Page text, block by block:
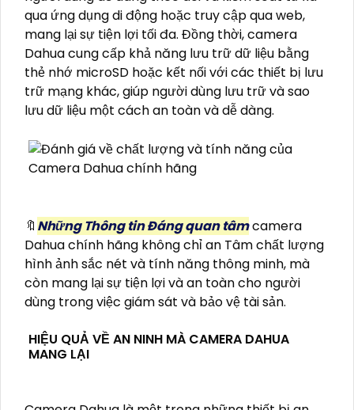
qua ứng dụng di động hoặc truy cập qua web,
mang lại sự tiện lợi tối đa. Đồng thời, camera
Dahua cung cấp khả năng lưu trữ dữ liệu bằng
thẻ nhớ microSD hoặc kết nối với các thiết bị lưu
trữ mạng khác, giúp người dùng lưu trữ và sao
lưu dữ liệu một cách an toàn và dễ dàng.
🔖 Những Thông tin Đáng quan tâmcamera
Dahua chính hãng không chỉ an Tâm chất lượng
hình ảnh sắc nét và tính năng thông minh, mà
còn mang lại sự tiện lợi và an toàn cho người
dùng trong việc giám sát và bảo vệ tài sản.
HIỆU QUẢ VỀ AN NINH MÀ CAMERA DAHUA
MANG LẠI